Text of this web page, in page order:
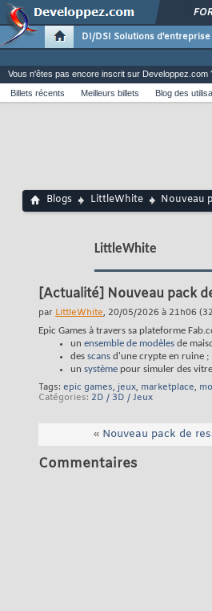
DI/DSI Solutions d'entreprise
Vous n'êtes pas encore inscrit sur Developpez.com
Billets récents
Meilleurs billets Blog des
Blogs LittleWhite Nouveau
LittleWhite
[Actualité] Nouveau pack
par LittleWhite, 20/05/2026 à 21h06
Epic Games à travers sa plateforme
un ensemble de modèles de
des scans d'une crypte en ruine ;
un système pour simuler des
Tags: epic games, jeux, marketplace,
Catégories 2D / 3D / Jeux
« Nouveau pack de
Commentaires